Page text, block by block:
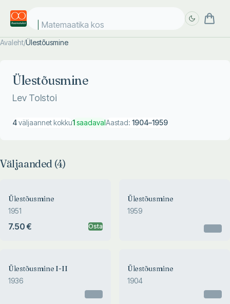
Matemaatika kosm
Avaleht/Ülestõusmine
Ülestõusmine
Lev Tolstoi
4väljaannet kokku1saadavalAastad: 1904–1959
Väljaanded (4)
Ülestõusmine
1951
7.50 € Osta
Ülestõusmine
1959
Ülestõusmine I-II
1936
Ülestõusmine
1904